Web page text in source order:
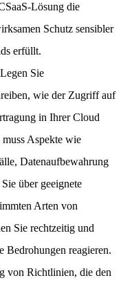
Lösung die
Schutz sensibler
erfüllt.
Legen Sie
wie der Zugriff auf
in Ihrer Cloud
Aspekte wie
Datenaufbewahrung
über geeignete
Arten von
Sie rechtzeitig und
Bedrohungen reagieren.
von Richtlinien, die den